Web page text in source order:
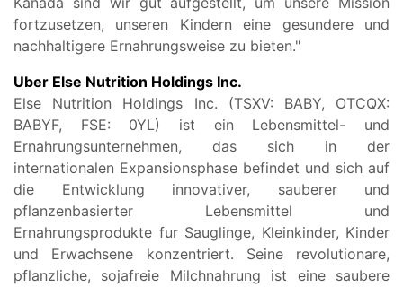
fortzusetzen, unseren Kindern eine gesundere und
nachhaltigere Ernahrungsweise zu bieten."
Uber Else Nutrition Holdings Inc.
Else Nutrition Holdings Inc. (TSXV: BABY, OTCQX:
BABYF, FSE: 0YL) ist ein Lebensmittel- und
Ernahrungsunternehmen, das sich in der
internationalen Expansionsphase befindet und sich auf
die Entwicklung innovativer, sauberer und
pflanzenbasierter Lebensmittel und
Ernahrungsprodukte fur Sauglinge, Kleinkinder, Kinder
und Erwachsene konzentriert. Seine revolutionare,
pflanzliche, sojafreie Milchnahrung ist eine saubere